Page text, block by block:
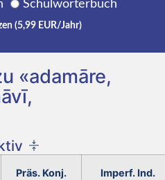
Schulwörterbuch
(5,99 EUR/Jahr)
«adamāre,
Präs. Konj.
Imperf. Ind.